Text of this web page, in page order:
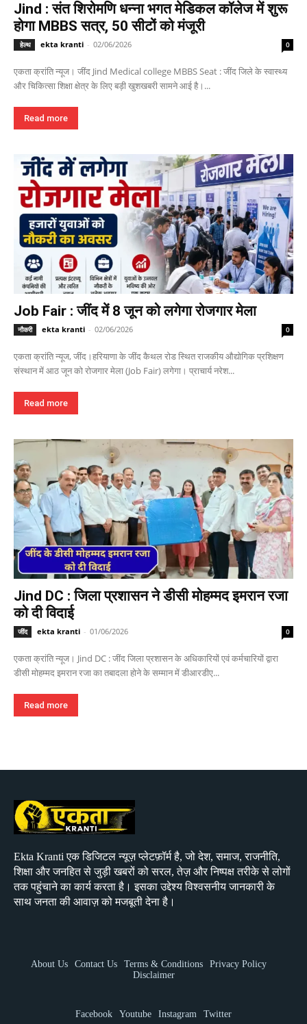
Jind : संत शिरोमणि धन्ना भगत मेडिकल कॉलेज में शुरू
होगा MBBS सत्र, 50 सीटों को मंजूरी
हेल्थ ekta kranti - 02/06/2026 0
एकता क्रांति न्यूज। जींद Jind Medical college MBBS Seat : जींद जिले के स्वास्थ्य
और चिकित्सा शिक्षा क्षेत्र के लिए बड़ी खुशखबरी सामने आई है।...
Read more
Job Fair : जींद में 8 जून को लगेगा रोजगार मेला
नौकरी ekta kranti - 02/06/2026 0
एकता क्रांति न्यूज, जींद।हरियाणा के जींद कैथल रोड स्थित राजकीय औद्योगिक प्रशिक्षण
संस्थान में आठ जून को रोजगार मेला (Job Fair) लगेगा। प्राचार्य नरेश...
Read more
Jind DC : जिला प्रशासन ने डीसी मोहम्मद इमरान रजा
को दी विदाई
जींद ekta kranti - 01/06/2026 0
एकता क्रांति न्यूज। Jind DC : जींद जिला प्रशासन के अधिकारियों एवं कर्मचारियों द्वारा
डीसी मोहम्मद इमरान रजा का तबादला होने के सम्मान में डीआरडीए...
Read more
Ekta Kranti एक डिजिटल न्यूज़ प्लेटफ़ॉर्म है, जो देश, समाज, राजनीति,
शिक्षा और जनहित से जुड़ी खबरों को सरल, तेज़ और निष्पक्ष तरीके से लोगों
तक पहुंचाने का कार्य करता है। इसका उद्देश्य विश्वसनीय जानकारी के
साथ जनता की आवाज़ को मजबूती देना है।
About Us Contact Us Terms & Conditions
Privacy Policy
Disclaimer
Facebook Youtube Instagram Twitter